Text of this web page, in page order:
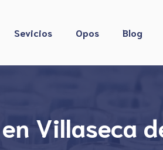
Sevicios Opos Blog
Villaseca